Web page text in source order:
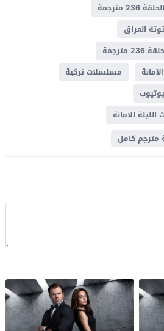
مترجمة
العراق
مسلسلات تركية
يوتيوب
الامانة
مترجم كامل